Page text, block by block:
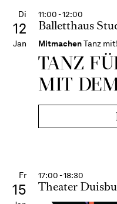
Di
12
Jan
11:00 - 12:00
Balletthaus
MitmachenTanz mit!
TANZ
MIT
Fr
15
17:00 - 18:30
Theater